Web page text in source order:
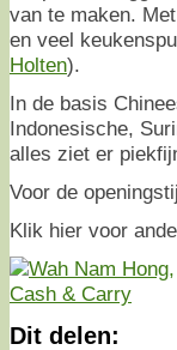
van te maken.
en veel
Holten).
In de basis
Indonesische,
alles ziet er
Voor de
Klik hier voor
Dit delen: